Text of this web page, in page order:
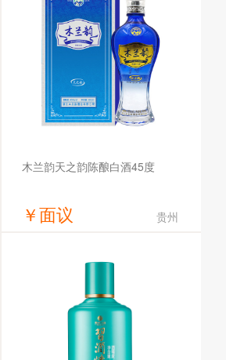
木兰韵天之韵陈酿白酒45度
￥面议 贵州